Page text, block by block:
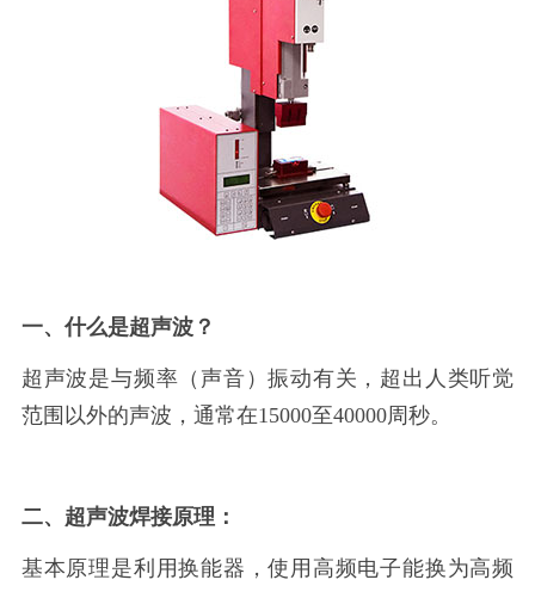
一、什么是超声波？
超声波是与频率（声音）振动有关，超出人类听觉
范围以外的声波，通常在15000至40000周秒。
二、超声波焊接原理：
基本原理是利用换能器，使用高频电子能换为高频